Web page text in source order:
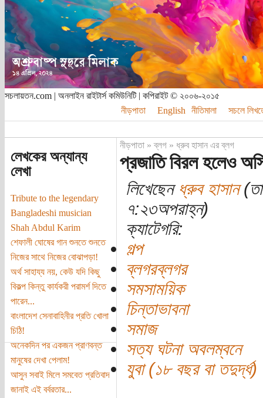
সচলায়তন.com | অনলাইন রাইটার্স কমিউনিটি | কপিরাইট © ২০০৬-২০১৫
নীড়পাতা
English নীতিমালা সচলে
লেখকের অন্যান্য
লেখা
Tribute to the legendary
Bangladeshi musician
Shah Abdul Karim
শেফালী ঘোষের গান শুনতে শুনতে
নিজের সাথে নিজের বোঝাপড়া!
অর্থ সাহায্য নয়, কেউ যদি কিছু
বিকল্প কিন্তু কার্যকরী পরামর্শ দিতে
পারেন...
বাংলাদেশ সেনাবাহিনীর প্রতি খোলা
চিঠি!
অনেকদিন পর একজন প্রাণবন্ত
মানুষের দেখা পেলাম!
আসুন সবাই মিলে সমবেত প্রতিবাদ
জানাই এই বর্বরতার...
নীড়পাতা»ব্লগ» ধ্রুব হাসান এর ব্লগ
প্রজাতি বিরল হলেও
লিখেছেনধ্রুব হাসান
৭:২৩অপরাহ্ন)
ক্যাটেগরি:
গল্প
ব্লগরব্লগর
সমসাময়িক
চিন্তাভাবনা
সমাজ
সত্য ঘটনা অবলম্বনে
যুবা (১৮ বছর বা তদুর্দ্ধ)